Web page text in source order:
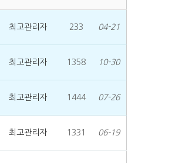
최고관리자 233 04-21
최고관리자 1358 10-30
최고관리자 1444 07-26
최고관리자 1331 06-19